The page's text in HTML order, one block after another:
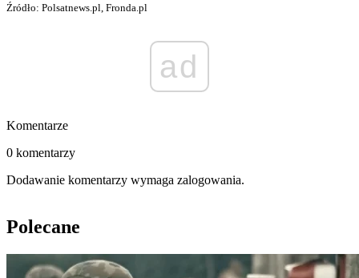
Źródło: Polsatnews.pl, Fronda.pl
ad
Komentarze
0 komentarzy
Dodawanie komentarzy wymaga zalogowania.
Polecane